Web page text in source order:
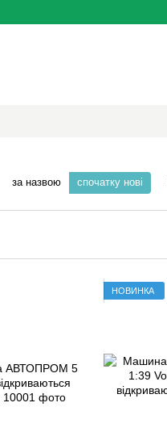
за назвою спочатку нові
НОВИНКА